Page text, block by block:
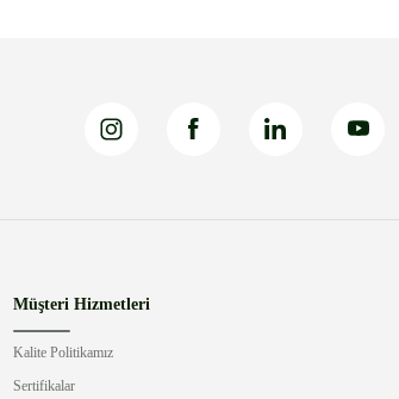
Müşteri Hizmetleri
Kalite Politikamız
Sertifikalar